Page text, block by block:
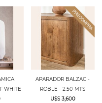
WHITE
APARADOR BALZAC -
ROBLE - 2.50 MTS
U$S 3,600